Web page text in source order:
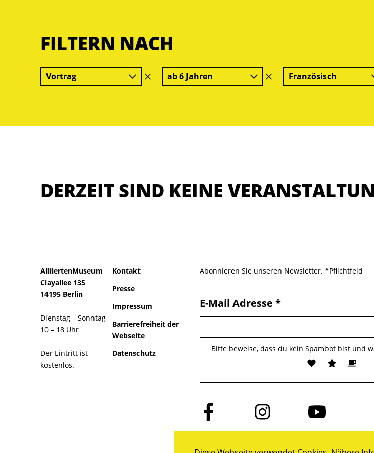
FILTERN NACH
Vortrag
Filter
löschen
ab 6 Jahren
Filter
löschen
Französisch
DERZEIT SIND KEINE
AlliiertenMuseum
Clayallee 135
14195 Berlin
Dienstag – Sonntag
10 – 18 Uhr
Der Eintritt ist
kostenlos.
Kontakt
Presse
Impressum
Barrierefreiheit der
Webseite
Datenschutz
Abonnieren Sie unseren Newsletter. *Pflichtfeld
E-Mail Adresse
Bitte beweise, dass du kein Spambot bist und
Folge
uns
auf
Folge
uns
auf
Folge
uns
auf